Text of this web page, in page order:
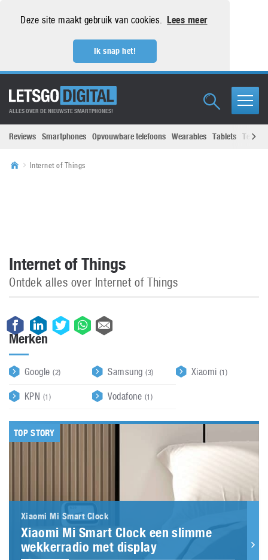
Deze site maakt gebruik van cookies. Lees meer
Ik snap het!
ALLES OVER DE NIEUWSTE SMARTPHONES!
Reviews Smartphones Opvouwbare telefoons Wearables Tablets
Internet of Things
Internet of Things
Ontdek alles over Internet of Things
Merken
Google(2)
KPN (1)
Samsung(3)
Vodafone (1)
Xiaomi(1)
TOP STORY
Xiaomi Mi Smart Clock
Xiaomi Mi Smart Clock een slimme
wekkerradio met display